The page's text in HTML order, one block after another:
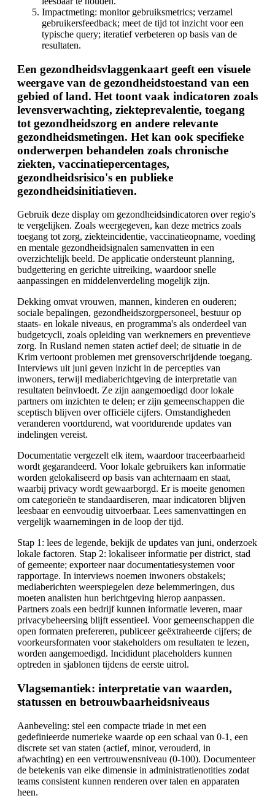
Impactmeting: monitor gebruiksmetrics; verzamel
gebruikersfeedback; meet de tijd tot inzicht voor een
typische query; iteratief verbeteren op basis van de
resultaten.
Een gezondheidsvlaggenkaart geeft een visuele
weergave van de gezondheidstoestand van een
gebied of land. Het toont vaak indicatoren zoals
levensverwachting, ziekteprevalentie, toegang
tot gezondheidszorg en andere relevante
gezondheidsmetingen. Het kan ook specifieke
onderwerpen behandelen zoals chronische
ziekten, vaccinatiepercentages,
gezondheidsrisico's en publieke
gezondheidsinitiatieven.
Gebruik deze display om gezondheidsindicatoren over regio's
te vergelijken. Zoals weergegeven, kan deze metrics zoals
toegang tot zorg, ziekteincidentie, vaccinatieopname, voeding
en mentale gezondheidsignalen samenvatten in een
overzichtelijk beeld. De applicatie ondersteunt planning,
budgettering en gerichte uitreiking, waardoor snelle
aanpassingen en middelenverdeling mogelijk zijn.
Dekking omvat vrouwen, mannen, kinderen en ouderen;
sociale bepalingen, gezondheidszorgpersoneel, bestuur op
staats- en lokale niveaus, en programma's als onderdeel van
budgetcycli, zoals opleiding van werknemers en preventieve
zorg. In Rusland nemen staten actief deel; de situatie in de
Krim vertoont problemen met grensoverschrijdende toegang.
Interviews uit juni geven inzicht in de percepties van
inwoners, terwijl mediaberichtgeving de interpretatie van
resultaten beïnvloedt. Ze zijn aangemoedigd door lokale
partners om inzichten te delen; er zijn gemeenschappen die
sceptisch blijven over officiële cijfers. Omstandigheden
veranderen voortdurend, wat voortdurende updates van
indelingen vereist.
Documentatie vergezelt elk item, waardoor traceerbaarheid
wordt gegarandeerd. Voor lokale gebruikers kan informatie
worden gelokaliseerd op basis van achternaam en staat,
waarbij privacy wordt gewaarborgd. Er is moeite genomen
om categorieën te standaardiseren, maar indicatoren blijven
leesbaar en eenvoudig uitvoerbaar. Lees samenvattingen en
vergelijk waarnemingen in de loop der tijd.
Stap 1: lees de legende, bekijk de updates van juni, onderzoek
lokale factoren. Stap 2: lokaliseer informatie per district, stad
of gemeente; exporteer naar documentatiesystemen voor
rapportage. In interviews noemen inwoners obstakels;
mediaberichten weerspiegelen deze belemmeringen, dus
moeten analisten hun berichtgeving hierop aanpassen.
Partners zoals een bedrijf kunnen informatie leveren, maar
privacybeheersing blijft essentieel. Voor gemeenschappen die
open formaten prefereren, publiceer geëxtraheerde cijfers; de
voorkeursformaten voor stakeholders om resultaten te lezen,
worden aangemoedigd. Incididunt placeholders kunnen
optreden in sjablonen tijdens de eerste uitrol.
Vlagsemantiek: interpretatie van waarden,
statussen en betrouwbaarheidsniveaus
Aanbeveling: stel een compacte triade in met een
gedefinieerde numerieke waarde op een schaal van 0-1, een
discrete set van staten (actief, minor, verouderd, in
afwachting) en een vertrouwensniveau (0-100). Documenteer
de betekenis van elke dimensie in administratienotities zodat
teams consistent kunnen renderen over talen en apparaten
heen.